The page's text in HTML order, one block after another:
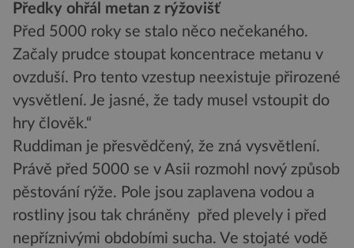
Předky ohřál metan z rýžovišť
Před 5000 roky se stalo něco nečekaného.
Začaly prudce stoupat koncentrace metanu v
ovzduší. Pro tento vzestup neexistuje přirozené
vysvětlení. Je jasné, že tady musel vstoupit do
hry člověk.“
Ruddiman je přesvědčený, že zná vysvětlení.
Právě před 5000 se v Asii rozmohl nový způsob
pěstování rýže. Pole jsou zaplavena vodou a
rostliny jsou tak chráněny před plevely i před
nepříznivými obdobími sucha. Ve stojaté vodě